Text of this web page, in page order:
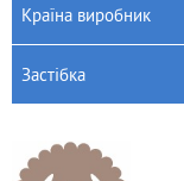
Країна виробник
Застібка